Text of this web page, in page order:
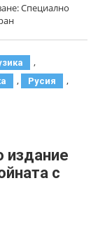
Специално
,
, Русия ,
издание
с